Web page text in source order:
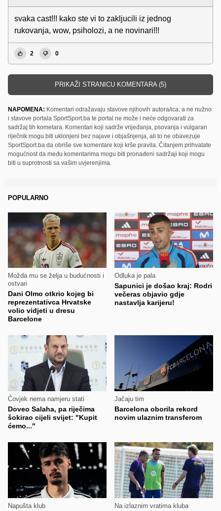
svaka cast!!! kako ste vi to zakljucili iz jednog
rukovanja, wow, psiholozi, a ne novinari!!!
2 0
PRIKAŽI STRANICU KOMENTARA (5)
NAPOMENA: Komentari odražavaju stavove njihovih autora/ica, a ne nužno
i stavove portala SportSport.ba te portal ne može i neće odgovarati za
sadržaj tih kometara. Komentari koji sadrže vrijeđanja, psovanja i vulgaran
riječnik mogu biti uklonjeni bez najave i objašnjenja, ali to ne obavezuje
SportSport.ba da obriše sve komentare koji krše pravila. Čitanjem prihvatate
mogućnost da među komentarima mogu biti pronađeni sadržaji koji mogu
biti u suprotnosti sa vašim uvjerenjima.
POPULARNO
Možda mu se želja u budućnosti i
ostvari
Dani Olmo otkrio kojeg bi
reprezentativca Hrvatske
volio vidjeti u dresu
Barcelone
Odluka je pala
Sapunici je došao kraj: Rodri
večeras objavio gdje
nastavlja karijeru!
Čovjek nema namjeru stati
Doveo Salaha, pa riječima
šokirao cijeli svijet: "Kupit
ćemo..."
Jačaju tim
Barcelona oborila rekord
novim ulaznim transferom
Napušta klub Na izlaznim vratima kluba